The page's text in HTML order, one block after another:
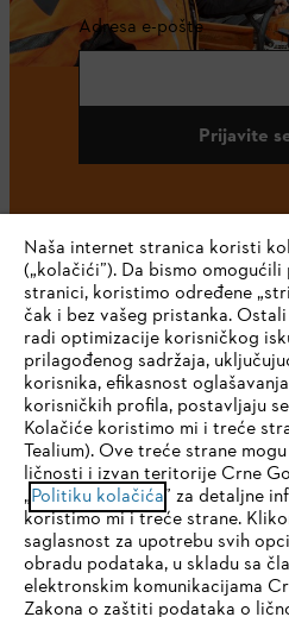
Adresa e-pošte
Prijavite
Kompanija
STIHL FAQ
IHR BROWSER
UNTERSTÜTZT
Sie nutzen einen Browser, den
Naša internet stranica koristi
(„kolačići”). Da bismo
stranici, koristimo određene
čak i bez vašeg pristanka.
radi optimizacije korisničkog
prilagođenog sadržaja,
korisnika, efikasnost
korisničkih profila, postavljaju
Kolačiće koristimo mi i treće
Tealium). Ove treće strane
ličnosti i izvan teritorije Crne
„Politiku kolačića” za detaljne
koristimo mi i treće strane.
saglasnost za upotrebu svih
obradu podataka, u skladu sa
elektronskim komunikacijama
Zakona o zaštiti podataka o